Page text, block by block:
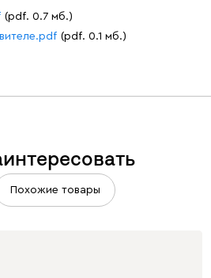
(pdf. 0.7 мб.)
(pdf. 0.1 мб.)
Похожие товары